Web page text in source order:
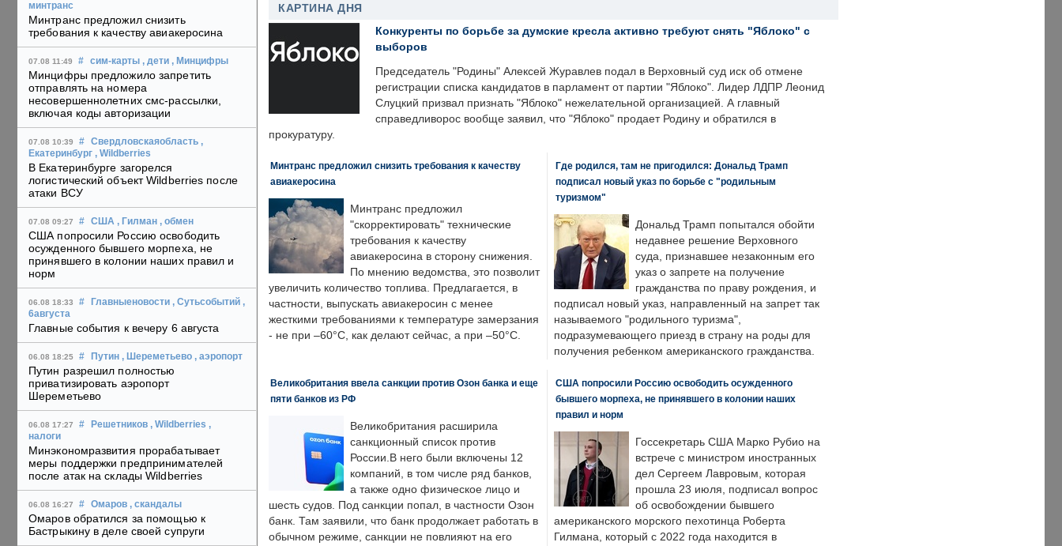
минтранс
Минтранс предложил снизить
требования к качеству авиакеросина
07.08 11:49 # сим-карты , дети , Минцифры
Минцифры предложило запретить
отправлять на номера
несовершеннолетних смс-рассылки,
включая коды авторизации
07.08 10:39 # Свердловскаяобласть ,
Екатеринбург , Wildberries
В Екатеринбурге загорелся
логистический объект Wildberries после
атаки ВСУ
07.08 09:27 # США , Гилман , обмен
США попросили Россию освободить
осужденного бывшего морпеха, не
принявшего в колонии наших правил и
норм
06.08 18:33 # Главныеновости , Сутьсобытий ,
6августа
Главные события к вечеру 6 августа
06.08 18:25 # Путин , Шереметьево , аэропорт
Путин разрешил полностью
приватизировать аэропорт
Шереметьево
06.08 17:27 # Решетников , Wildberries ,
налоги
Минэкономразвития прорабатывает
меры поддержки предпринимателей
после атак на склады Wildberries
06.08 16:27 # Омаров , скандалы
Омаров обратился за помощью к
Бастрыкину в деле своей супруги
КАРТИНА ДНЯ
Конкуренты по борьбе за думские кресла активно требуют снять "Яблоко" с
выборов
Председатель "Родины" Алексей Журавлев подал в Верховный суд иск об отмене
регистрации списка кандидатов в парламент от партии "Яблоко". Лидер ЛДПР Леонид
Слуцкий призвал признать "Яблоко" нежелательной организацией. А главный
справедливорос вообще заявил, что "Яблоко" продает Родину и обратился в
прокуратуру.
Минтранс предложил снизить требования к качеству
авиакеросина
Минтранс предложил
"скорректировать" технические
требования к качеству
авиакеросина в сторону снижения.
По мнению ведомства, это позволит
увеличить количество топлива. Предлагается, в
частности, выпускать авиакеросин с менее
жесткими требованиями к температуре замерзания
- не при –60°C, как делают сейчас, а при –50°C.
Где родился, там не пригодился: Дональд Трамп
подписал новый указ по борьбе с "родильным
туризмом"
Дональд Трамп попытался обойти
недавнее решение Верховного
суда, признавшее незаконным его
указ о запрете на получение
гражданства по праву рождения, и
подписал новый указ, направленный на запрет так
называемого "родильного туризма",
подразумевающего приезд в страну на роды для
получения ребенком американского гражданства.
Великобритания ввела санкции против Озон банка и еще
пяти банков из РФ
Великобритания расширила
санкционный список против
России.В него были включены 12
компаний, в том числе ряд банков,
а также одно физическое лицо и
шесть судов. Под санкции попал, в частности Озон
банк. Там заявили, что банк продолжает работать в
обычном режиме, санкции не повлияют на его
США попросили Россию освободить осужденного
бывшего морпеха, не принявшего в колонии наших
правил и норм
Госсекретарь США Марко Рубио на
встрече с министром иностранных
дел Сергеем Лавровым, которая
прошла 23 июля, подписал вопрос
об освобождении бывшего
американского морского пехотинца Роберта
Гилмана, который с 2022 года находится в